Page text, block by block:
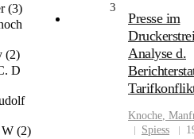
(3)
(2)
D
W (2)
3
Presse im
Analyse d.
Knoche,
Spiess